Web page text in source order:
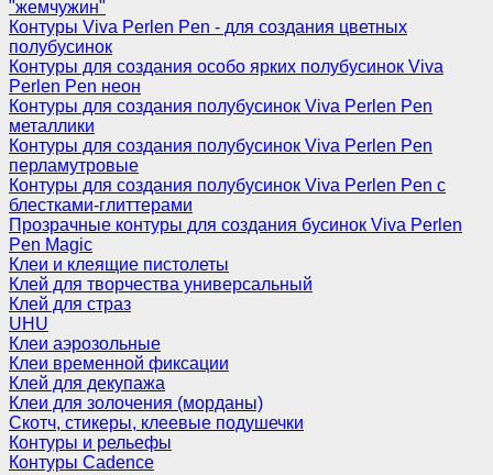
"жемчужин"
Контуры Viva Perlen Pen - для создания цветных
полубусинок
Контуры для создания особо ярких полубусинок Viva
Perlen Pen неон
Контуры для создания полубусинок Viva Perlen Pen
металлики
Контуры для создания полубусинок Viva Perlen Pen
перламутровые
Контуры для создания полубусинок Viva Perlen Pen с
блестками-глиттерами
Прозрачные контуры для создания бусинок Viva Perlen
Pen Magic
Клеи и клеящие пистолеты
Клей для творчества универсальный
Клей для страз
UHU
Клеи аэрозольные
Клеи временной фиксации
Клей для декупажа
Клеи для золочения (морданы)
Скотч, стикеры, клеевые подушечки
Контуры и рельефы
Контуры Cadence